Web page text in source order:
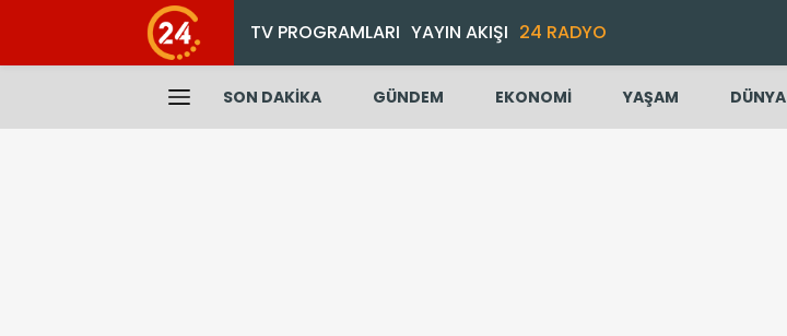
TV PROGRAMLARI YAYIN AKIŞI 24 RADYO
SON DAKİKA GÜNDEM EKONOMİ YAŞAM DÜNYA